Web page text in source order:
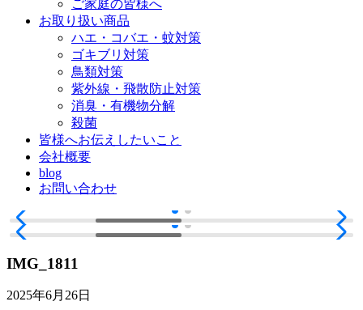
ご家庭の皆様へ
お取り扱い商品
ハエ・コバエ・蚊対策
ゴキブリ対策
鳥類対策
紫外線・飛散防止対策
消臭・有機物分解
殺菌
皆様へお伝えしたいこと
会社概要
blog
お問い合わせ
IMG_1811
2025年6月26日